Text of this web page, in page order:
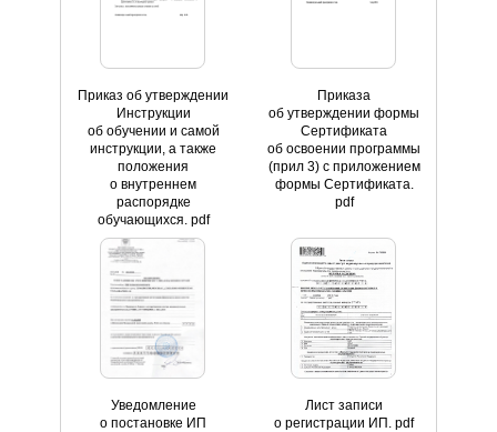
Приказ об утверждении
Инструкции
об обучении и самой
инструкции, а также
положения
о внутреннем
распорядке
обучающихся. pdf
Приказа
об утверждении формы
Сертификата
об освоении программы
(прил 3) с приложением
формы Сертификата.
pdf
Уведомление
о постановке ИП
Лист записи
о регистрации ИП. pdf